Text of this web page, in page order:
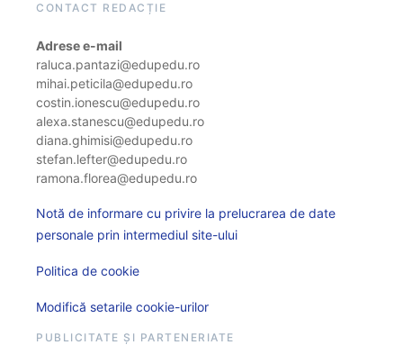
CONTACT REDACȚIE
Adrese e-mail
raluca.pantazi@edupedu.ro
mihai.peticila@edupedu.ro
costin.ionescu@edupedu.ro
alexa.stanescu@edupedu.ro
diana.ghimisi@edupedu.ro
stefan.lefter@edupedu.ro
ramona.florea@edupedu.ro
Notă de informare cu privire la prelucrarea de date
personale prin intermediul site-ului
Politica de cookie
Modifică setarile cookie-urilor
PUBLICITATE ȘI PARTENERIATE